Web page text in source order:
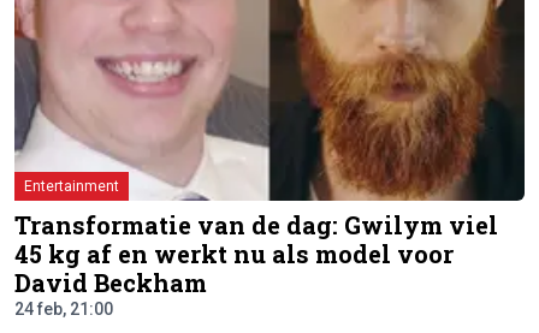
Entertainment
Transformatie van de dag: Gwilym viel
45 kg af en werkt nu als model voor
David Beckham
24 feb, 21:00